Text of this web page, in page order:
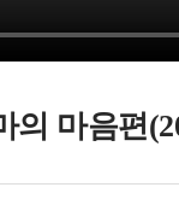
의 마음편